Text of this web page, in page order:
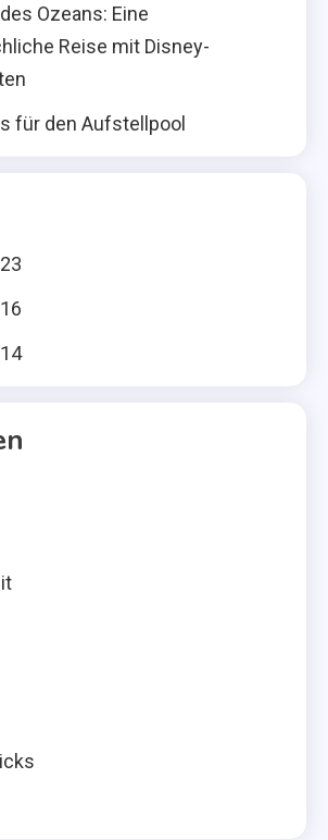
Ozeans: Eine
Reise mit Disney-
für den Aufstellpool